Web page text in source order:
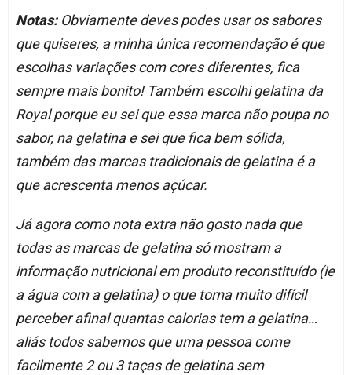
Notas:Obviamente deves podes usar os sabores
que quiseres, a minha única recomendação é que
escolhas variações com cores diferentes, fica
sempre mais bonito! Também escolhi gelatina da
Royal porque eu sei que essa marca não poupa no
sabor, na gelatina e sei que fica bem sólida,
também das marcas tradicionais de gelatina é a
que acrescenta menos açúcar.
Já agora como nota extra não gosto nada que
todas as marcas de gelatina só mostram a
informação nutricional em produto reconstituído (ie
a água com a gelatina) o que torna muito difícil
perceber afinal quantas calorias tem a gelatina…
aliás todos sabemos que uma pessoa come
facilmente 2 ou 3 taças de gelatina sem